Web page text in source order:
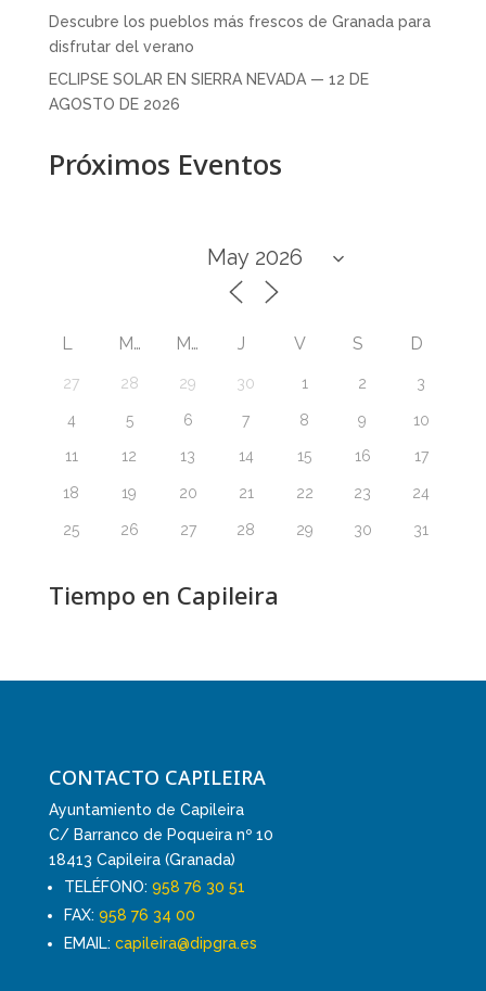
Descubre los pueblos más frescos de Granada para
disfrutar del verano
ECLIPSE SOLAR EN SIERRA NEVADA — 12 DE
AGOSTO DE 2026
Próximos Eventos
L M M J V S D
27 28 29 30 1 2 3
4 5 6 7 8 9 10
11 12 13 14 15 16 17
18 19 20 21 22 23 24
25 26 27 28 29 30 31
Tiempo en Capileira
CONTACTO CAPILEIRA
Ayuntamiento de Capileira
C/ Barranco de Poqueira nº 10
18413 Capileira (Granada)
TELÉFONO: 958 76 30 51
FAX: 958 76 34 00
EMAIL: capileira@dipgra.es